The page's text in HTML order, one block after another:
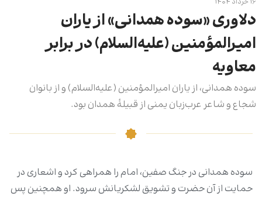
دلاوری «سوده همدانی» از یاران
امیرالمؤمنین (علیه‌السلام) در برابر
معاویه
سوده همدانی، از یاران امیرالمؤمنین (علیه‌السلام) و از بانوان
شجاع و شاعر عرب‌زبان یمنی از قبیلۀ همدان بود.
سوده همدانی در جنگ صفین، امام را همراهی کرد و اشعاری در
حمایت از آن حضرت و تشویق لشکریانش سرود. او همچنین پس